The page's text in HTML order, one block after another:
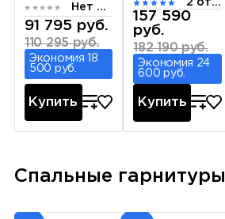
Нет отзывов
91 795 руб.
110 295 руб.
Экономия 18
500 руб.
Купить
2 отзыва
157 590
руб.
182 190 руб.
Экономия 24
600 руб.
Купить
Спальные гарнитуры